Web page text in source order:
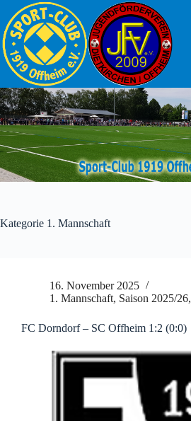
Inhalt
springen
Kategorie 1. Mannschaft
16. November 2025
1. Mannschaft, Saison 2025/26,
FC Dorndorf – SC Offheim 1:2 (0:0)